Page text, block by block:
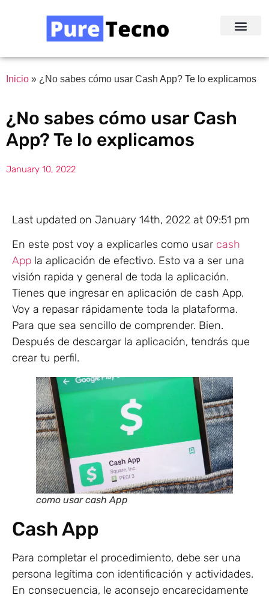
Inicio » ¿No sabes cómo usar Cash App? Te lo explicamos
¿No sabes cómo usar Cash
App? Te lo explicamos
January 10, 2022
Last updated on January 14th, 2022 at 09:51 pm
En este post voy a explicarles como usar cash
App la aplicación de efectivo. Esto va a ser una
visión rapida y general de toda la aplicación.
Tienes que ingresar en aplicación de cash App.
Voy a repasar rápidamente toda la plataforma.
Para que sea sencillo de comprender. Bien.
Después de descargar la aplicación, tendrás que
crear tu perfil.
como usar cash App
Cash App
Para completar el procedimiento, debe ser una
persona legítima con identificación y actividades.
En consecuencia, le aconsejo encarecidamente